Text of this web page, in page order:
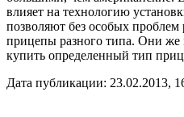
влияет на технологию
позволяют без особых проблем
прицепы разного типа. Они
купить определенный тип
Дата публикации: 23.02.2013,